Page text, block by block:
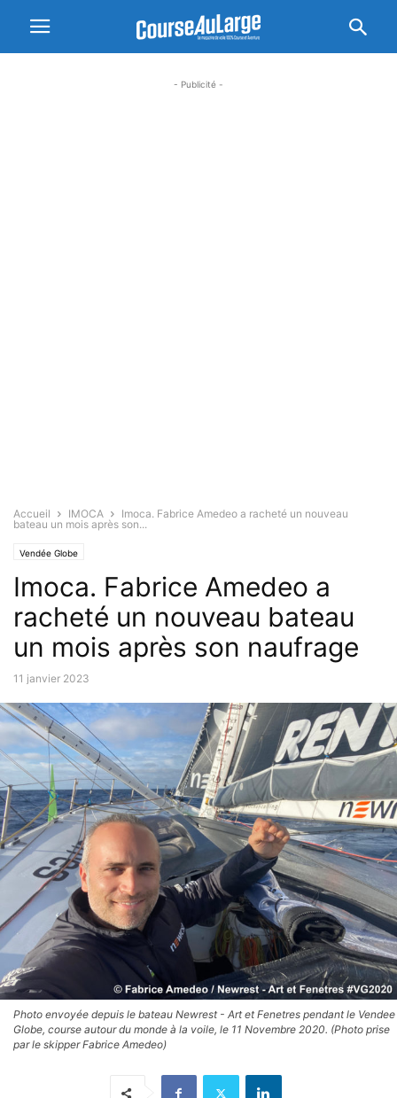
- Publicité -
Accueil IMOCA
Imoca. Fabrice Amedeo a racheté un nouveau
bateau un mois après son...
Vendée Globe
Imoca. Fabrice Amedeo a
racheté un nouveau bateau
un mois après son naufrage
11 janvier 2023
Photo envoyée depuis le bateau Newrest - Art et Fenetres pendant le Vendee
Globe, course autour du monde à la voile, le 11 Novembre 2020. (Photo prise
par le skipper Fabrice Amedeo)